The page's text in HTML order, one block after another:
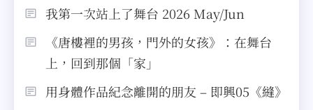
我第一次站上了舞台 2026 May/Jun
《唐樓裡的男孩，門外的女孩》：在舞台
上，回到那個「家」
用身體作品紀念離開的朋友 – 即興05《縫》